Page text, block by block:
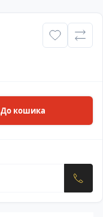
До кошика